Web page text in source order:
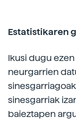
Estatistikaren
Ikusi dugu
neurgarrien
sinesgarriak
baieztapen